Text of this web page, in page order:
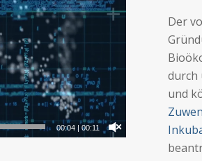
00:06 |00:11
Der
durch
und